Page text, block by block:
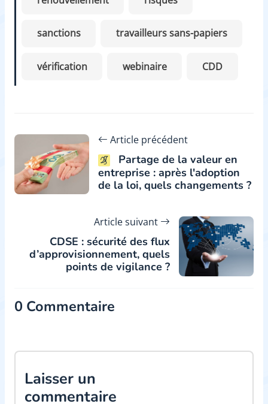
sanctions travailleurs sans-papiers
vérification webinaire CDD
Article précédent
Partage de la valeur en
entreprise : après l'adoption
de la loi, quels changements ?
Article suivant
CDSE : sécurité des flux
d’approvisionnement, quels
points de vigilance ?
0 Commentaire
Laisser un
commentaire